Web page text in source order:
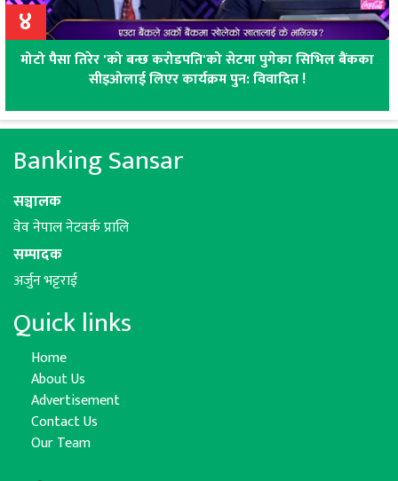
४
मोटो पैसा तिरेर 'को बन्छ करोडपति'को सेटमा पुगेका सिभिल बैंकका
सीइओलाई लिएर कार्यक्रम पुन: विवादित !
Banking Sansar
सञ्चालक
वेव नेपाल नेटवर्क प्रालि
सम्पादक
अर्जुन भट्टराई
Quick links
Home
About Us
Advertisement
Contact Us
Our Team